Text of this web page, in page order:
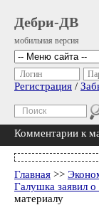
Дебри-ДВ
мобильная версия
Логин
Регистрация /
Комментарии к
Главная >>
Галушка заявил о
материалу